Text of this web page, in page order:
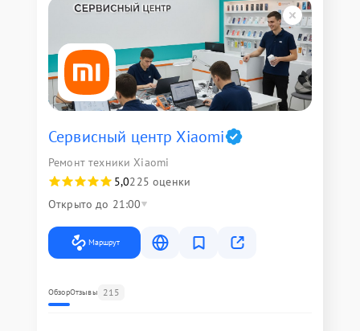
Сервисный центр Xiaomi
Ремонт техники Xiaomi
5,0225 оценки
Открыто до 21:00
Маршрут
ОбзорОтзывы 215